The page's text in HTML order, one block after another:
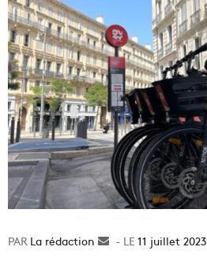
La rédaction
Envoyer11 juillet 2023